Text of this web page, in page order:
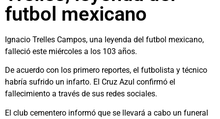
futbol mexicano
Ignacio Trelles Campos, una leyenda del futbol mexicano,
falleció este miércoles a los 103 años.
De acuerdo con los primero reportes, el futbolista y técnico
habría sufrido un infarto. El Cruz Azul confirmó el
fallecimiento a través de sus redes sociales.
El club cementero informó que se llevará a cabo un funeral